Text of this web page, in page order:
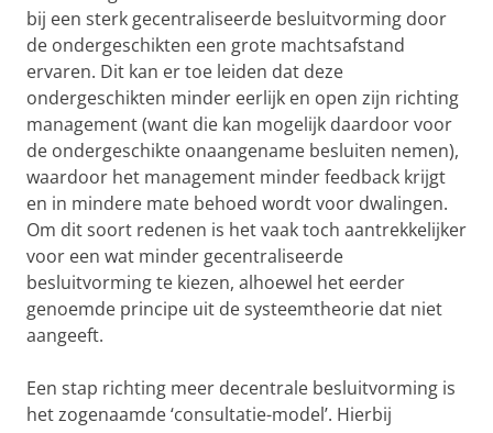
bij een sterk gecentraliseerde besluitvorming door
de ondergeschikten een grote machtsafstand
ervaren. Dit kan er toe leiden dat deze
ondergeschikten minder eerlijk en open zijn richting
management (want die kan mogelijk daardoor voor
de ondergeschikte onaangename besluiten nemen),
waardoor het management minder feedback krijgt
en in mindere mate behoed wordt voor dwalingen.
Om dit soort redenen is het vaak toch aantrekkelijker
voor een wat minder gecentraliseerde
besluitvorming te kiezen, alhoewel het eerder
genoemde principe uit de systeemtheorie dat niet
aangeeft.
Een stap richting meer decentrale besluitvorming is
het zogenaamde ‘consultatie-model’. Hierbij